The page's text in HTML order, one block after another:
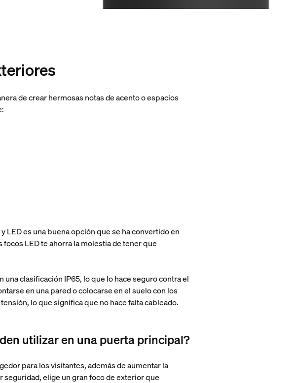
de crear hermosas notas de acento o espacios
es una buena opción que se ha convertido en
LED te ahorra la molestia de tener que
clasificación IP65, lo que lo hace seguro contra el
en una pared o colocarse en el suelo con los
lo que significa que no hace falta cableado.
utilizar en una puerta principal?
para los visitantes, además de aumentar la
seguridad, elige un gran foco de exterior que